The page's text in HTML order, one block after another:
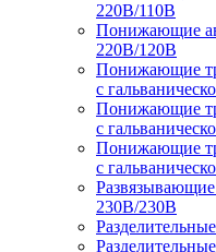
220В/110В
Понижающие
220В/120В
Понижающие
с
Понижающие
с
Понижающие
с
230В/230В